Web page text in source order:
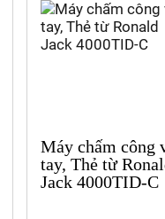
Máy chấm công
tay, Thẻ từ
Jack 4000TID-C